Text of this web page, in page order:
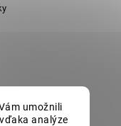
umožnili
analýze